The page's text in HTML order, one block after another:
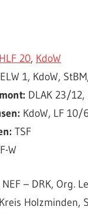
HLF 20, KdoW
ELW 1, KdoW,
DLAK 23/12,
KdoW, LF 10/
TSF
W
– DRK, Org.